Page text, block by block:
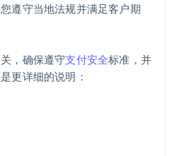
遵守当地法规并满足客户期
，确保遵守支付安全标准，并
更详细的说明：